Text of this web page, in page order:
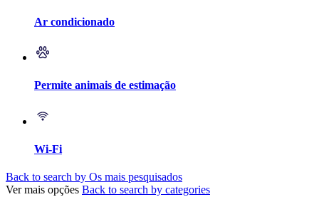
Ar condicionado
Permite animais de estimação
Wi-Fi
Back to search by Os mais pesquisados
Ver mais opções Back to search by categories